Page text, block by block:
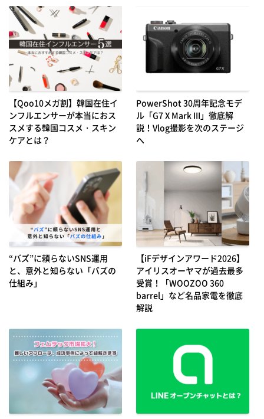
【Qoo10メガ割】韓国在住イ
ンフルエンサーが本当におス
スメする韓国コスメ・スキン
ケアとは？
PowerShot 30周年記念モデ
ル「G7 X Mark III」徹底解
説！Vlog撮影を次のステージ
へ
“バズ”に頼らないSNS運用
と、意外と知らない「バズの
仕組み」
【iFデザインアワード2026】
アイリスオーヤマが過去最多
受賞！「WOOZOO 360
barrel」など名品家電を徹底
解説